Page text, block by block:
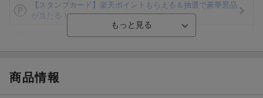
【スタンプカード】楽天ポイントもらえる＆抽選で豪華景品
が当たる！
Blu-ray・DVDセール・お買い得情報
ラン）が当たる！
商品情報